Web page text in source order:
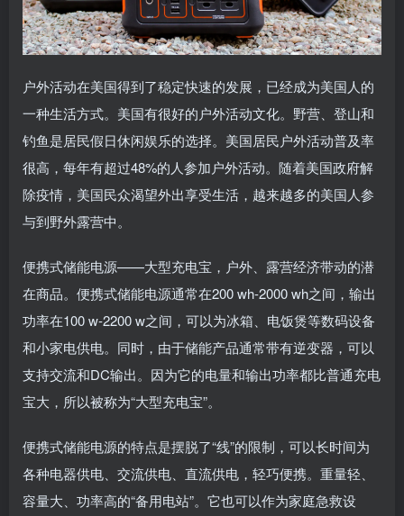
户外活动在美国得到了稳定快速的发展，已经成为美国人的
一种生活方式。美国有很好的户外活动文化。野营、登山和
钓鱼是居民假日休闲娱乐的选择。美国居民户外活动普及率
很高，每年有超过48%的人参加户外活动。随着美国政府解
除疫情，美国民众渴望外出享受生活，越来越多的美国人参
与到野外露营中。
便携式储能电源——大型充电宝，户外、露营经济带动的潜
在商品。便携式储能电源通常在200 wh-2000 wh之间，输出
功率在100 w-2200 w之间，可以为冰箱、电饭煲等数码设备
和小家电供电。同时，由于储能产品通常带有逆变器，可以
支持交流和DC输出。因为它的电量和输出功率都比普通充电
宝大，所以被称为“大型充电宝”。
便携式储能电源的特点是摆脱了“线”的限制，可以长时间为
各种电器供电、交流供电、直流供电，轻巧便携。重量轻、
容量大、功率高的“备用电站”。它也可以作为家庭急救设